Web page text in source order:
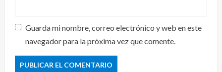
Guarda mi nombre, correo electrónico y web en este
navegador para la próxima vez que comente.